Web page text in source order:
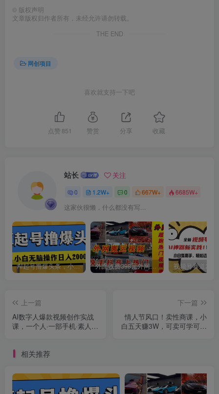
© 版权声明
文章版权归作者所有，未经允许请勿转载。
THE END
网创项目
喜欢就支持一下吧
点赞 851 赞赏 分享 收藏
站长 关注
0 1.2W+ 0 667W+ 6685W+
这家伙很懒，什么都没有写...
AI起号撸爆头条，小白也能操作，日入2000+ 外面收费398元外网超跑豪车汽车视频搬运至快手抖音上热门项目
上一篇
AI数字人爆款视频创作实战
课，一个人·一部手机·素人小
下一篇
情人节风口！卖性商课，小
白五天赚3W，可卖可学可分
相关推荐